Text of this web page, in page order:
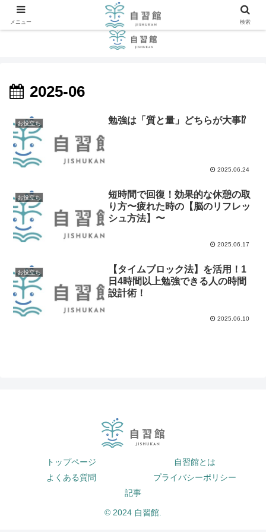
2025-06
お役立ち 勉強は「質と量」どちらが大事⁉︎
2025.06.24
お役立ち
短時間で回復！効果的な休憩の取
り方〜疲れた時の【脳のリフレッ
シュ方法】〜
2025.06.17
お役立ち
【タイムブロック法】を活用！︎1
日4時間以上勉強できる人の時間
設計術！
2025.06.10
トップページ
自習館とは
よくある質問
プライバシーポリシー
記事
© 2024 自習館.
メニュー 検索